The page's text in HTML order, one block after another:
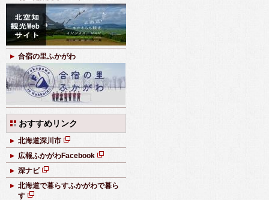
開
き
ま
す
合宿の里ふかがわ
おすすめリンク
北海道深川市
新
規
ー
ジ
広報ふかがわFacebook
新
ペ
深ナビ
新
規
北海道で暮らすふかがわで暮ら
す